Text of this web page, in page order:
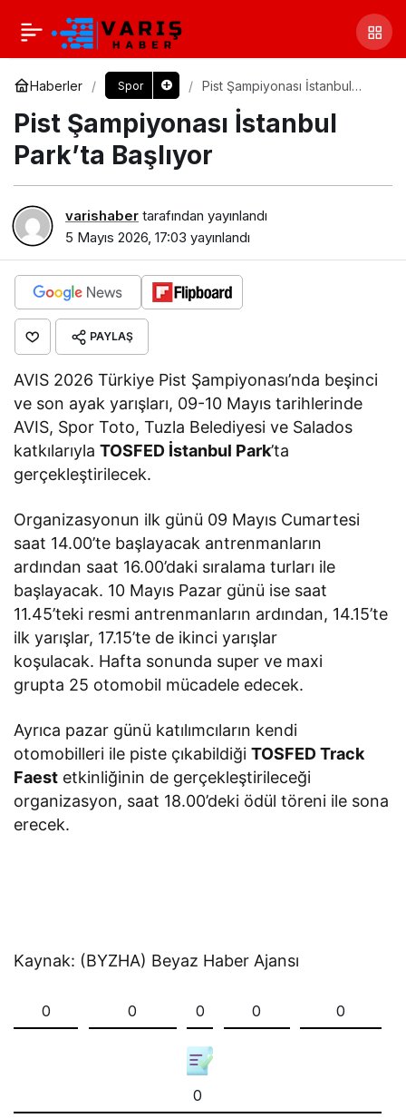
Haberler Spor
Pist Şampiyonası İstanbul
Pist Şampiyonası İstanbul
Park’ta Başlıyor
varishaber tarafından yayınlandı
5 Mayıs 2026, 17:03 yayınlandı
PAYLAŞ
AVIS 2026 Türkiye Pist Şampiyonası’nda beşinci
ve son ayak yarışları, 09-10 Mayıs tarihlerinde
AVIS, Spor Toto, Tuzla Belediyesi ve Salados
katkılarıylaTOSFED İstanbul Park’ta
gerçekleştirilecek.
Organizasyonun ilk günü 09 Mayıs Cumartesi
saat 14.00’te başlayacak antrenmanların
ardından saat 16.00’daki sıralama turları ile
başlayacak. 10 Mayıs Pazar günü ise saat
11.45’teki resmi antrenmanların ardından, 14.15’te
ilk yarışlar, 17.15’te de ikinci yarışlar
koşulacak. Hafta sonunda super ve maxi
grupta 25 otomobil mücadele edecek.
Ayrıca pazar günü katılımcıların kendi
otomobilleri ile piste çıkabildiğiTOSFED Track
Faest etkinliğinin de gerçekleştirileceği
organizasyon, saat 18.00’deki ödül töreni ile sona
erecek.
Kaynak: (BYZHA) Beyaz Haber Ajansı
0 0 0 0 0
0